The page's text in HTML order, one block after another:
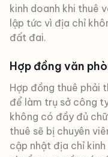
kinh doanh khi thuê
lập tức vì địa chỉ
đất đai.
Hợp đồng văn
Hợp đồng thuê phải
để làm trụ sở công
không có đầy đủ
thuê sẽ bị chuyên
cập nhật địa chỉ